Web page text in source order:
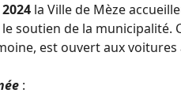
la Ville de Mèze
soutien de la
est ouvert aux voitures
: